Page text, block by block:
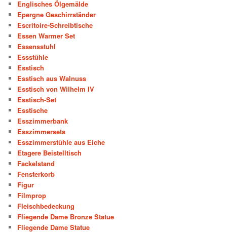
Englisches Ölgemälde
Epergne Geschirrständer
Escritoire-Schreibtische
Essen Warmer Set
Essensstuhl
Essstühle
Esstisch
Esstisch aus Walnuss
Esstisch von Wilhelm IV
Esstisch-Set
Esstische
Esszimmerbank
Esszimmersets
Esszimmerstühle aus Eiche
Etagere Beistelltisch
Fackelstand
Fensterkorb
Figur
Filmprop
Fleischbedeckung
Fliegende Dame Bronze Statue
Fliegende Dame Statue